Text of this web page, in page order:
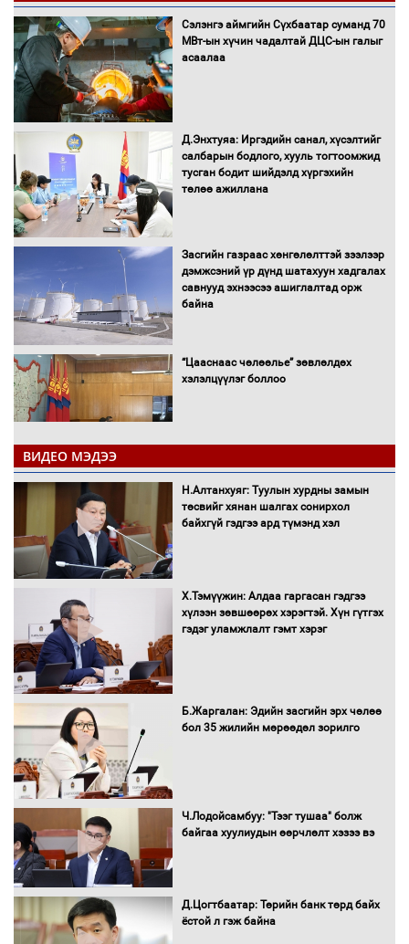
Сэлэнгэ аймгийн Сүхбаатар суманд 70
МВт-ын хүчин чадалтай ДЦС-ын галыг
асаалаа
Д.Энхтуяа: Иргэдийн санал, хүсэлтийг
салбарын бодлого, хууль тогтоомжид
тусган бодит шийдэлд хүргэхийн
төлөө ажиллана
Засгийн газраас хөнгөлөлттэй зээлээр
дэмжсэний үр дүнд шатахуун хадгалах
савнууд эхнээсээ ашиглалтад орж
байна
“Цааснаас чөлөөлье” зөвлөлдөх
хэлэлцүүлэг боллоо
"ДЦС-3” ТӨХК-ийн нэн шаардлагатай
“Турбингенератор-5”-ын шинэчлэлийн
төсвийг шийдвэрлэхээр болов
УИХ-ын дарга С.Бямбацогт Сутай
хайрхны тэнгэрийг тахих тахилгад
оролцлоо
С.Амарсайхан: Иргэдийг хохироосон
ААН-ийн нуугтмал хөрөнгийг
Н.Номтойбаяр: Аймгуудад тулгамдаж
С.Бямбацогт Зүүн Азийн
ВИДЕО МЭДЭЭ
Н.Алтанхуяг: Туулын хурдны замын
төсвийг хянан шалгах сонирхол
байхгүй гэдгээ ард түмэнд хэл
Х.Тэмүүжин: Алдаа гаргасан гэдгээ
хүлээн зөвшөөрөх хэрэгтэй. Хүн гүтгэх
гэдэг уламжлалт гэмт хэрэг
Б.Жаргалан: Эдийн засгийн эрх чөлөө
бол 35 жилийн мөрөөдөл зорилго
Ч.Лодойсамбуу: "Тээг тушаа" болж
байгаа хуулиудын өөрчлөлт хэзээ вэ
Д.Цогтбаатар: Төрийн банк төрд байх
ёстой л гэж байна